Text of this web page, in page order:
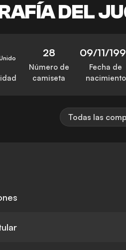
DEL
28
Número de
camiseta
09/11/
Fecha de
nacimiento
Todas las